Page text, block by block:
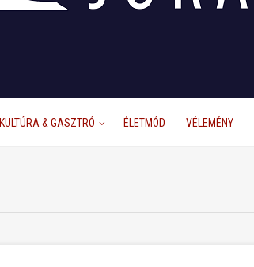
KULTÚRA & GASZTRÓ ÉLETMÓD VÉLEMÉNY